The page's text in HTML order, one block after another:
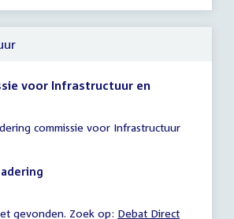
voor Infrastructuur en
commissie voor Infrastructuur
gevonden. Zoek op: External
Debat Direct